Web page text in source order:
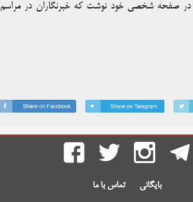
در صفحه شخصی خود نوشت که خبرنگاران در مراسم
بایگانی تماس با ما